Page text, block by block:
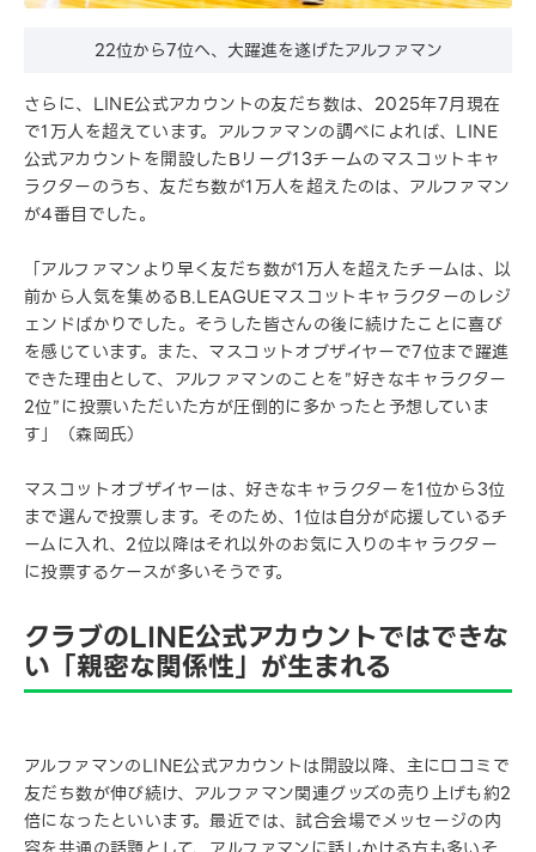
22位から7位へ、大躍進を遂げたアルファマン
さらに、LINE公式アカウントの友だち数は、2025年7月現在
で1万人を超えています。アルファマンの調べによれば、LINE
公式アカウントを開設したBリーグ13チームのマスコットキャ
ラクターのうち、友だち数が1万人を超えたのは、アルファマン
が4番目でした。
「アルファマンより早く友だち数が1万人を超えたチームは、以
前から人気を集めるB.LEAGUEマスコットキャラクターのレジ
ェンドばかりでした。そうした皆さんの後に続けたことに喜び
を感じています。また、マスコットオブザイヤーで7位まで躍進
できた理由として、アルファマンのことを”好きなキャラクター
2位”に投票いただいた方が圧倒的に多かったと予想していま
す」（森岡氏）
マスコットオブザイヤーは、好きなキャラクターを1位から3位
まで選んで投票します。そのため、1位は自分が応援しているチ
ームに入れ、2位以降はそれ以外のお気に入りのキャラクター
に投票するケースが多いそうです。
クラブのLINE公式アカウントではできな
い「親密な関係性」が生まれる
アルファマンのLINE公式アカウントは開設以降、主に口コミで
友だち数が伸び続け、アルファマン関連グッズの売り上げも約2
倍になったといいます。最近では、試合会場でメッセージの内